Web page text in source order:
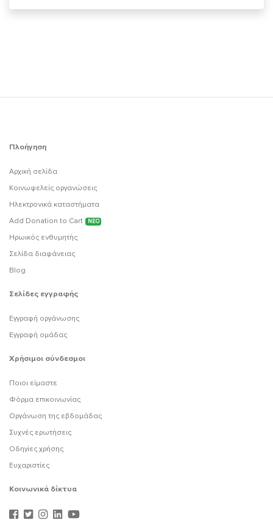
Πλοήγηση
Αρχική σελίδα
Κοινωφελείς οργανώσεις
Ηλεκτρονικά καταστήματα
Add Donation to Cart
ΝΕΟ
Ηρωικός ενθυμητής
Σελίδα διαφάνειας
Blog
Σελίδες εγγραφής
Εγγραφή οργάνωσης
Εγγραφή ομάδας
Χρήσιμοι σύνδεσμοι
Ποιοι είμαστε
Φόρμα επικοινωνίας
Οργάνωση της εβδομάδας
Συχνές ερωτήσεις
Οδηγίες χρήσης
Ευχαριστίες
Κοινωνικά δίκτυα